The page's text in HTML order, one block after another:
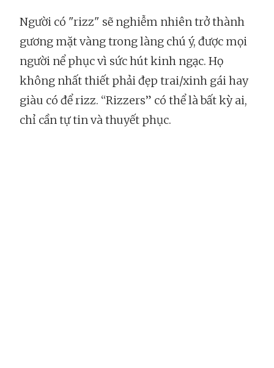
Người có "rizz" sẽ nghiễm nhiên trở thành
gương mặt vàng trong làng chú ý, được mọi
người nể phục vì sức hút kinh ngạc. Họ
không nhất thiết phải đẹp trai/xinh gái hay
giàu có để rizz. “Rizzers” có thể là bất kỳ ai,
chỉ cần tự tin và thuyết phục.